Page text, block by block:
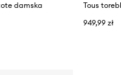
damska
Tous
949,99 zł